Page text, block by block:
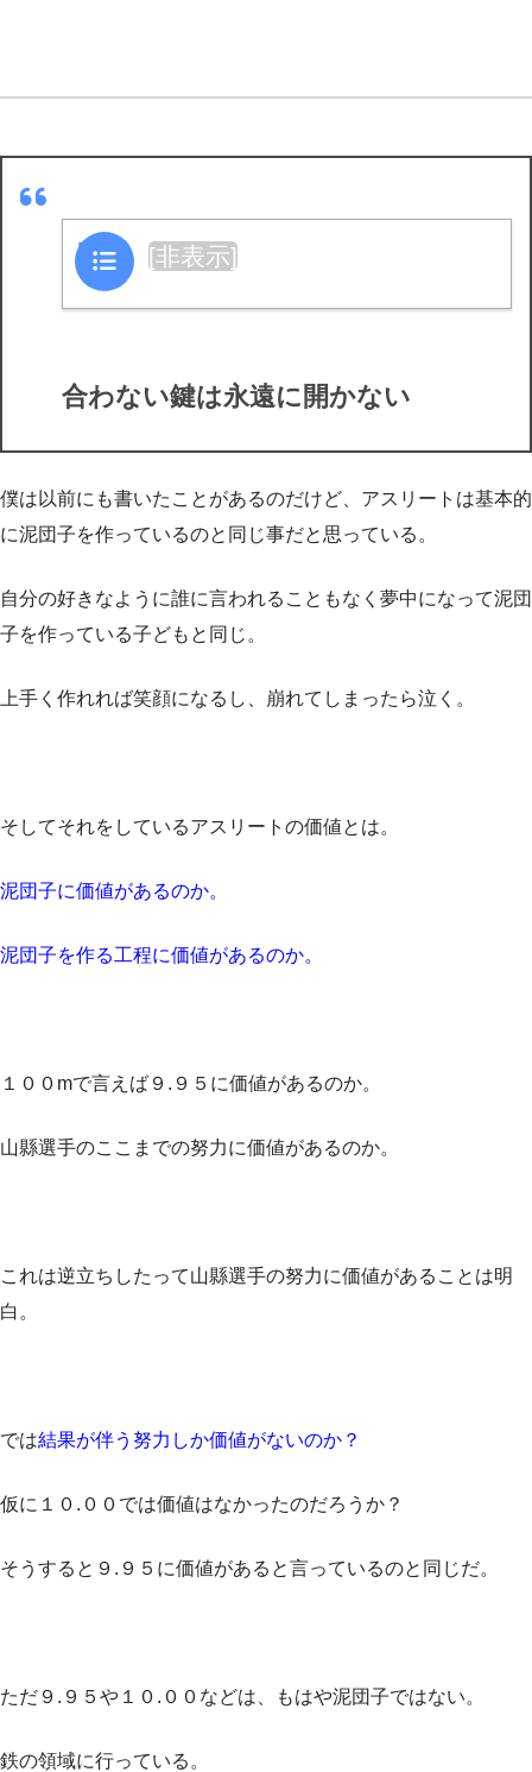
目次 [非表示]
合わない鍵は永遠に開かない
僕は以前にも書いたことがあるのだけど、アスリートは基本的
に泥団子を作っているのと同じ事だと思っている。
自分の好きなように誰に言われることもなく夢中になって泥団
子を作っている子どもと同じ。
上手く作れれば笑顔になるし、崩れてしまったら泣く。
そしてそれをしているアスリートの価値とは。
泥団子に価値があるのか。
泥団子を作る工程に価値があるのか。
１００mで言えば９.９５に価値があるのか。
山縣選手のここまでの努力に価値があるのか。
これは逆立ちしたって山縣選手の努力に価値があることは明
白。
では結果が伴う努力しか価値がないのか？
仮に１０.００では価値はなかったのだろうか？
そうすると９.９５に価値があると言っているのと同じだ。
ただ９.９５や１０.００などは、もはや泥団子ではない。
鉄の領域に行っている。